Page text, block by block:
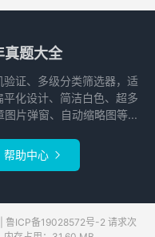
真题大全
证、多级分类筛选器，适
化设计、简洁白色、超多
片弹窗、自动缩略图等...
帮助中心 
鲁ICP备19028572号-2 请求次